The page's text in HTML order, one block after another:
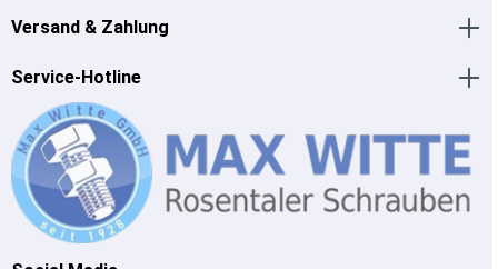
Versand & Zahlung
Service-Hotline